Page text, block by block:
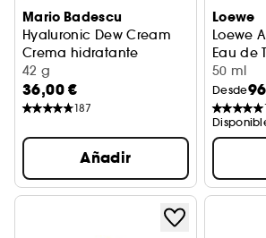
Mario Badescu
Hyaluronic Dew Cream
Crema hidratante
42 g
36,00 €
187
Añadir
Loewe
Loewe
Eau de
50 ml
Desde